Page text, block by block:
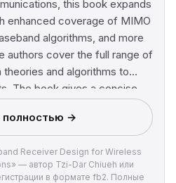
this book expands
enhanced coverage of MIMO
algorithms, and more
authors cover the full range of
and algorithms to
The book gives a concise
digital communication
signal processing
authors give detailed
– from architecture to IC
and MIMO theory with
полностью →
Receiver Design for Wireless
— автор Tzi-Dar Chiueh или
в формате fb2. Полные